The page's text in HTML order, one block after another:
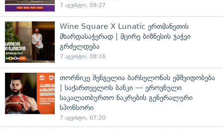
7 აგვისტო, 09:27
Wine Square X Lunatic ერთმანეთის
მხარდასაჭერად | მცირე ბიზნესის ჯაჭვი
გრძელდება
7 აგვისტო, 08:16
თორნიკე შენგელია ბარსელონას ემშვიდობება
| საქართველოს ბანკი — ეროვნული
საკალათბურთო ნაკრების გენერალური
სპონსორი
7 აგვისტო, 07:20